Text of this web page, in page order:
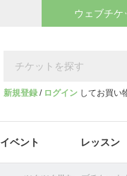
ウェブチケ
新規登録 / ログイン してお買い
イベント レッスン